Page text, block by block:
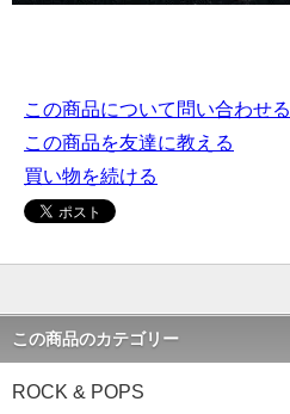
この商品について問い合わせる
この商品を友達に教える
買い物を続ける
この商品のカテゴリー
ROCK & POPS